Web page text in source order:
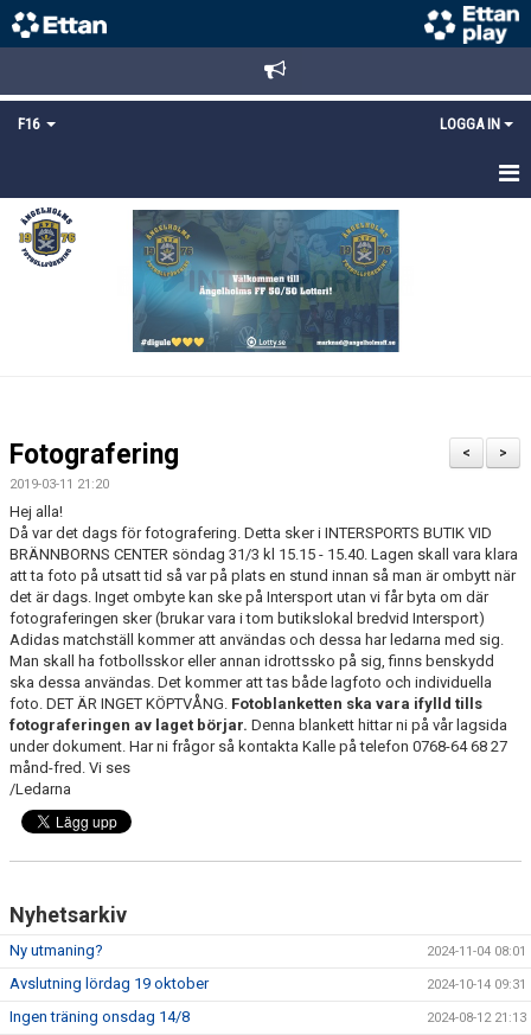
F16 LOGGA IN
HEM
NYHETER
DOKUMENT
BILDGALLERI
KONTAKT
PLANSKISS FRIDHEMSPARKEN
>
<
Fotografering
2019-03-11 21:20
Hej alla!
Då var det dags för fotografering. Detta sker i INTERSPORTS BUTIK VID
BRÄNNBORNS CENTER söndag 31/3 kl 15.15 - 15.40. Lagen skall vara klara
att ta foto på utsatt tid så var på plats en stund innan så man är ombytt när
det är dags. Inget ombyte kan ske på Intersport utan vi får byta om där
fotograferingen sker (brukar vara i tom butikslokal bredvid Intersport)
Adidas matchställ kommer att användas och dessa har ledarna med sig.
Man skall ha fotbollsskor eller annan idrottssko på sig, finns benskydd
ska dessa användas. Det kommer att tas både lagfoto och individuella
foto. DET ÄR INGET KÖPTVÅNG. Fotoblanketten ska vara ifylld tills
fotograferingen av laget börjar. Denna blankett hittar ni på vår lagsida
under dokument. Har ni frågor så kontakta Kalle på telefon 0768-64 68 27
månd-fred. Vi ses
/Ledarna
Nyhetsarkiv
Ny utmaning? 2024-11-04 08:01
Avslutning lördag 19 oktober 2024-10-14 09:31
Ingen träning onsdag 14/8 2024-08-12 21:13